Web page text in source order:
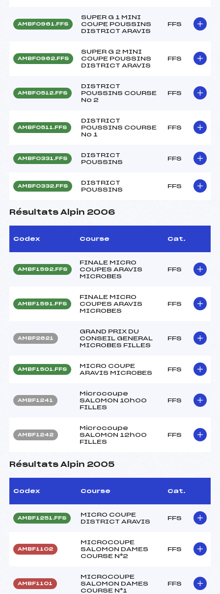
AMBF0961.FFS
SUPER G 1 MINI
COUPE POUSSINS
DISTRICT ARAVIS
FFS
AMBF0962.FFS
SUPER G 2 MINI
COUPE POUSSINS
DISTRICT ARAVIS
FFS
AMBF0512.FFS
DISTRICT
POUSSINS COURSE
No 2
FFS
AMBF0511.FFS
DISTRICT
POUSSINS COURSE
No 1
FFS
AMBF0331.FFS
DISTRICT
POUSSINS
FFS
AMBF0332.FFS
DISTRICT
POUSSINS
FFS
Résultats Alpin 2006
Codex Course Cat.
AMBF1592.FFS
FINALE MICRO
COUPES ARAVIS
MICROBES
FFS
AMBF1591.FFS
FINALE MICRO
COUPES ARAVIS
MICROBES
FFS
AMBF2621
GRAND PRIX DU
CONSEIL GENERAL
MICROBES FILLES
FFS
AMBF1501.FFS
MICRO COUPE
ARAVIS MICROBES
FFS
AMBF1241
Microcoupe
SALOMON 10h00
FILLES
FFS
AMBF1242
Microcoupe
SALOMON 12h00
FILLES
FFS
Résultats Alpin 2005
Codex Course Cat.
AMBF1251.FFS
MICRO COUPE
DISTRICT ARAVIS
FFS
AMBF1102
MICROCOUPE
SALOMON DAMES
COURSE N°2
FFS
AMBF1101
MICROCOUPE
SALOMON DAMES
COURSE N°1
FFS